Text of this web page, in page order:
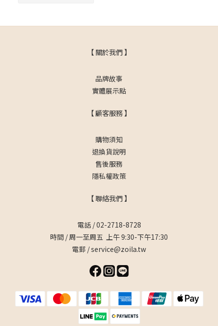
【 關於我們 】
品牌故事
實體展示點
【 顧客服務 】
購物須知
退換貨說明
售後服務
隱私權政策
【 聯絡我們 】
電話 / 02-2718-8728
時間 / 周一至周五 上午 9:30-下午17:30
電郵 / service@zoila.tw